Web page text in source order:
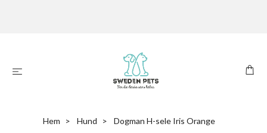
Hem Hund Dogman H-sele Iris Orange